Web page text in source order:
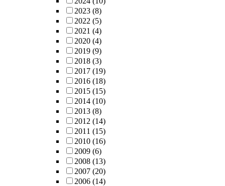
2023 (8)
2022 (5)
2021 (4)
2020 (4)
2019 (9)
2018 (3)
2017 (19)
2016 (18)
2015 (15)
2014 (10)
2013 (8)
2012 (14)
2011 (15)
2010 (16)
2009 (6)
2008 (13)
2007 (20)
2006 (14)